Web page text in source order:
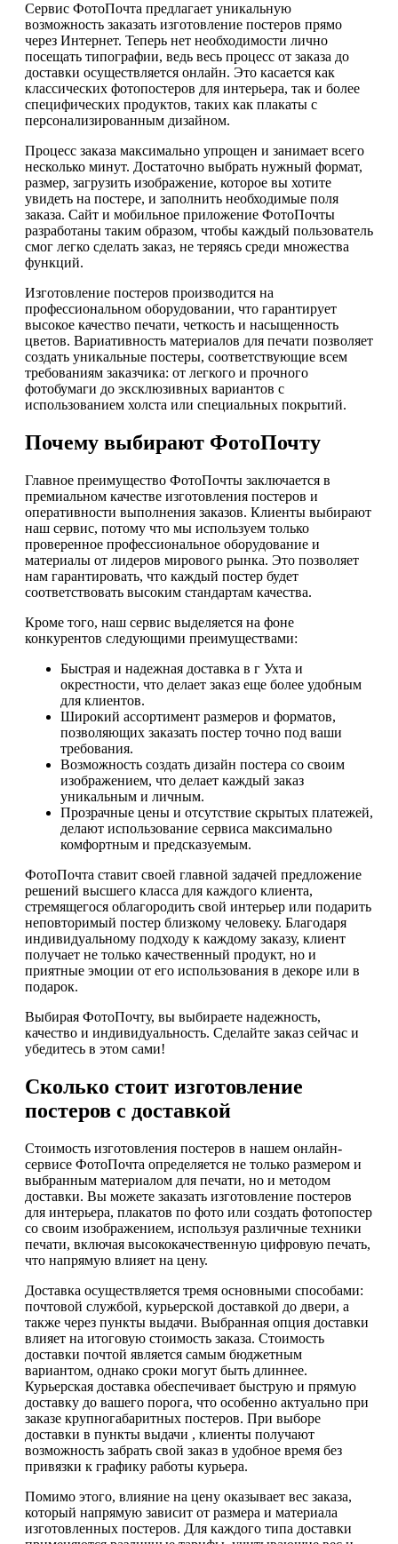
Сервис ФотоПочта предлагает уникальную
возможность заказать изготовление постеров прямо
через Интернет. Теперь нет необходимости лично
посещать типографии, ведь весь процесс от заказа до
доставки осуществляется онлайн. Это касается как
классических фотопостеров для интерьера, так и более
специфических продуктов, таких как плакаты с
персонализированным дизайном.
Процесс заказа максимально упрощен и занимает всего
несколько минут. Достаточно выбрать нужный формат,
размер, загрузить изображение, которое вы хотите
увидеть на постере, и заполнить необходимые поля
заказа. Сайт и мобильное приложение ФотоПочты
разработаны таким образом, чтобы каждый пользователь
смог легко сделать заказ, не теряясь среди множества
функций.
Изготовление постеров производится на
профессиональном оборудовании, что гарантирует
высокое качество печати, четкость и насыщенность
цветов. Вариативность материалов для печати позволяет
создать уникальные постеры, соответствующие всем
требованиям заказчика: от легкого и прочного
фотобумаги до эксклюзивных вариантов с
использованием холста или специальных покрытий.
Почему выбирают ФотоПочту
Главное преимущество ФотоПочты заключается в
премиальном качестве изготовления постеров и
оперативности выполнения заказов. Клиенты выбирают
наш сервис, потому что мы используем только
проверенное профессиональное оборудование и
материалы от лидеров мирового рынка. Это позволяет
нам гарантировать, что каждый постер будет
соответствовать высоким стандартам качества.
Кроме того, наш сервис выделяется на фоне
конкурентов следующими преимуществами:
Быстрая и надежная доставка в г Ухта и
окрестности, что делает заказ еще более удобным
для клиентов.
Широкий ассортимент размеров и форматов,
позволяющих заказать постер точно под ваши
требования.
Возможность создать дизайн постера со своим
изображением, что делает каждый заказ
уникальным и личным.
Прозрачные цены и отсутствие скрытых платежей,
делают использование сервиса максимально
комфортным и предсказуемым.
ФотоПочта ставит своей главной задачей предложение
решений высшего класса для каждого клиента,
стремящегося облагородить свой интерьер или подарить
неповторимый постер близкому человеку. Благодаря
индивидуальному подходу к каждому заказу, клиент
получает не только качественный продукт, но и
приятные эмоции от его использования в декоре или в
подарок.
Выбирая ФотоПочту, вы выбираете надежность,
качество и индивидуальность. Сделайте заказ сейчас и
убедитесь в этом сами!
Сколько стоит изготовление
постеров с доставкой
Стоимость изготовления постеров в нашем онлайн-
сервисе ФотоПочта определяется не только размером и
выбранным материалом для печати, но и методом
доставки. Вы можете заказать изготовление постеров
для интерьера, плакатов по фото или создать фотопостер
со своим изображением, используя различные техники
печати, включая высококачественную цифровую печать,
что напрямую влияет на цену.
Доставка осуществляется тремя основными способами:
почтовой службой, курьерской доставкой до двери, а
также через пункты выдачи. Выбранная опция доставки
влияет на итоговую стоимость заказа. Стоимость
доставки почтой является самым бюджетным
вариантом, однако сроки могут быть длиннее.
Курьерская доставка обеспечивает быструю и прямую
доставку до вашего порога, что особенно актуально при
заказе крупногабаритных постеров. При выборе
доставки в пункты выдачи , клиенты получают
возможность забрать свой заказ в удобное время без
привязки к графику работы курьера.
Помимо этого, влияние на цену оказывает вес заказа,
который напрямую зависит от размера и материала
изготовленных постеров. Для каждого типа доставки